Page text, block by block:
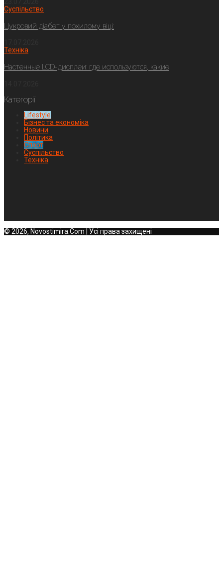
Суспільство
Цукровий діабет у похилому віці:
Техніка
Настенные LCD-дисплеи: где используются, какие
Категорії
Lifestyle
Бізнес та економіка
Новини
Політика
Спорт
Суспільство
Техніка
© 2026, Novostimira.Com | Усі права захищені